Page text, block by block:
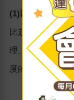
(1)以VIP客戶為
比起與多數陌生
理、客單價較高
度的滿足感，是